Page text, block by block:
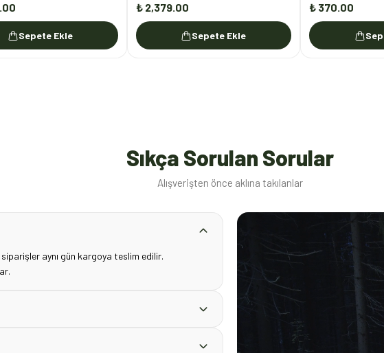
Sepete Ekle
₺ 2,379.00
Sepete Ekle
₺ 370.00
Sıkça Sorulan Sorular
Alışverişten önce aklına takılanlar
aynı gün kargoya teslim edilir.